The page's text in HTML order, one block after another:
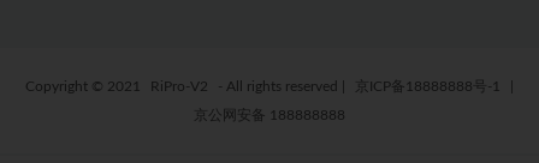
Copyright © 2021 RiPro-V2 - All rights reserved 京ICP备18888888号-1
京公网安备 188888888